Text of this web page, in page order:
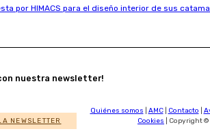
por HIMACS para el diseño interior de sus
nuestra newsletter!
NEWSLETTER
Quiénes somos AMC| Contacto
Cookies | Copyright